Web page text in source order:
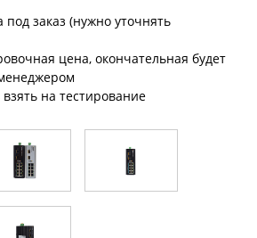
заказ (нужно уточнять
цена, окончательная будет
на тестирование